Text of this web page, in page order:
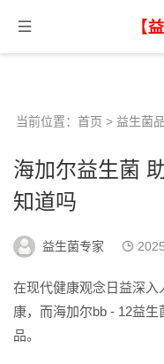
当前位置： 首页 > 益生菌
海加尔益生菌
知道吗
益生菌专家
在现代健康观念日益深
康，而海加尔bb - 12益
品。